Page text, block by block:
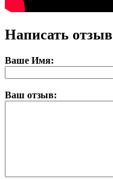
Написать отзыв
Ваше Имя:
Ваш отзыв: